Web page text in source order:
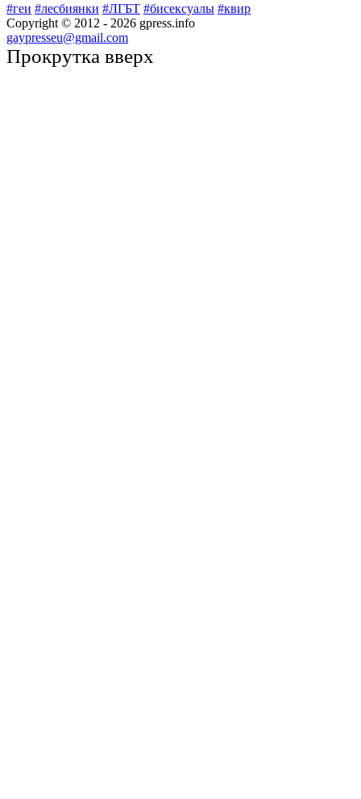
#геи #лесбиянки #ЛГБТ #бисексуалы #квир
Copyright © 2012 - 2026 gpress.info
gaypresseu@gmail.com
Прокрутка вверх